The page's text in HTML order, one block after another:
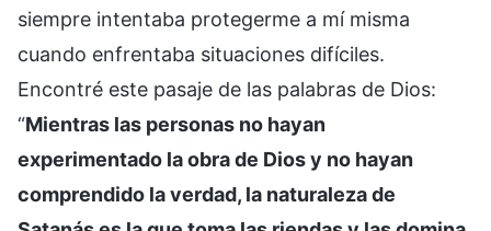
siempre intentaba protegerme a mí misma
cuando enfrentaba situaciones difíciles.
Encontré este pasaje de las palabras de Dios:
“Mientras las personas no hayan
experimentado la obra de Dios y no hayan
comprendido la verdad, la naturaleza de